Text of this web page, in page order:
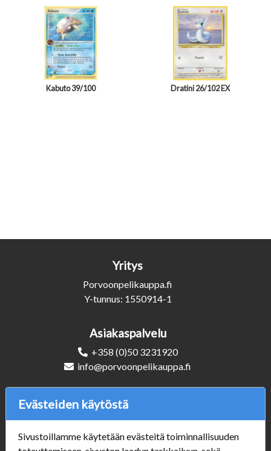
Kabuto 39/100 Dratini 26/102 EX
Yritys
Porvoonpelikauppa.fi
Y-tunnus: 1550914-1
Asiakaspalvelu
+358 (0)50 3231920
info@porvoonpelikauppa.fi
Seuraa Meitä
Evästeiden käytöstä
Sivustoillamme käytetään evästeitä toiminnallisuuden